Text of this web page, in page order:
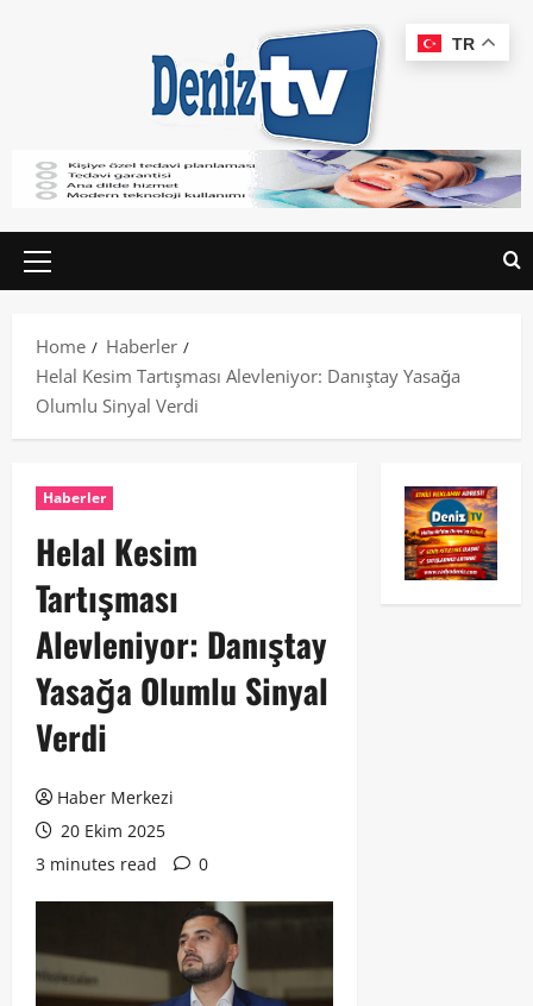
Home
Haberler
Helal Kesim Tartışması Alevleniyor: Danıştay Yasağa
Olumlu Sinyal Verdi
Haberler
Helal Kesim
Tartışması
Alevleniyor: Danıştay
Yasağa Olumlu Sinyal
Verdi
Haber Merkezi
20 Ekim 2025
3 minutes read
0
TR